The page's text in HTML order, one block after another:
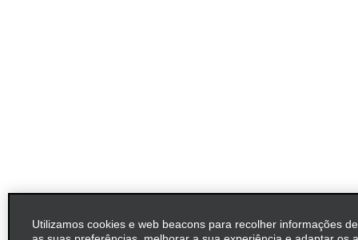
Utilizamos cookies e web beacons para recolher informações